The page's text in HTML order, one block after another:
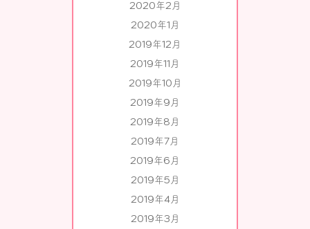
2020年2月
2020年1月
2019年12月
2019年11月
2019年10月
2019年9月
2019年8月
2019年7月
2019年6月
2019年5月
2019年4月
2019年3月